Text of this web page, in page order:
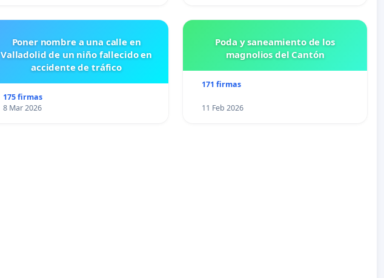
Poner nombre a una calle en
Valladolid de un niño fallecido en
accidente de tráfico
175 firmas
8 Mar 2026
Poda y saneamiento de los
magnolios del Cantón
171 firmas
11 Feb 2026